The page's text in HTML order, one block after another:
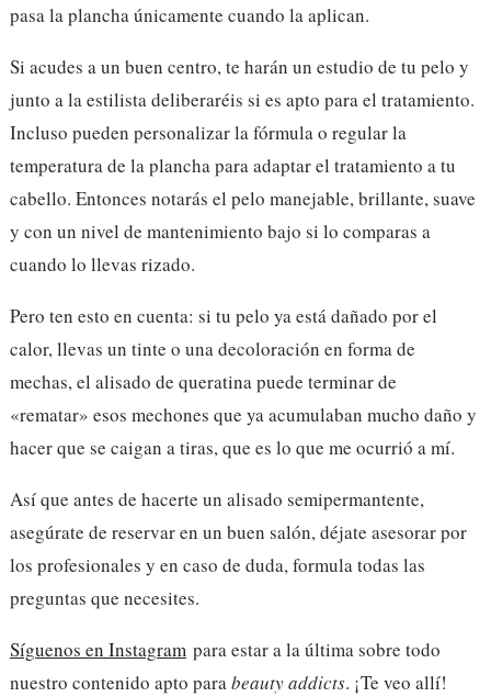
pasa la plancha únicamente cuando la aplican.
Si acudes a un buen centro, te harán un estudio de tu pelo y
junto a la estilista deliberaréis si es apto para el tratamiento.
Incluso pueden personalizar la fórmula o regular la
temperatura de la plancha para adaptar el tratamiento a tu
cabello. Entonces notarás el pelo manejable, brillante, suave
y con un nivel de mantenimiento bajo si lo comparas a
cuando lo llevas rizado.
Pero ten esto en cuenta: si tu pelo ya está dañado por el
calor, llevas un tinte o una decoloración en forma de
mechas, el alisado de queratina puede terminar de
«rematar» esos mechones que ya acumulaban mucho daño y
hacer que se caigan a tiras, que es lo que me ocurrió a mí.
Así que antes de hacerte un alisado semipermantente,
asegúrate de reservar en un buen salón, déjate asesorar por
los profesionales y en caso de duda, formula todas las
preguntas que necesites.
Síguenos en Instagram para estar a la última sobre todo
nuestro contenido apto parabeauty addicts. ¡Te veo allí!